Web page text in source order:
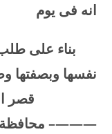
انه فى يوم
بناء
نفسها وبصفتها
قصر
———– محافظة